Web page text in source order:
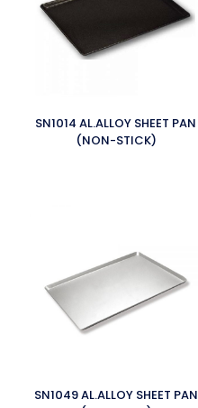
SN1014 AL.ALLOY SHEET PAN
(NON-STICK)
SN1049 AL.ALLOY SHEET PAN